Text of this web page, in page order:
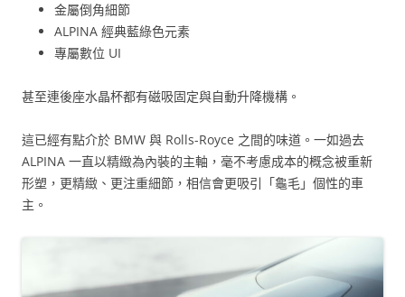
金屬倒角細節
ALPINA 經典藍綠色元素
專屬數位 UI
甚至連後座水晶杯都有磁吸固定與自動升降機構。
這已經有點介於 BMW 與 Rolls-Royce 之間的味道。一如過去
ALPINA 一直以精緻為內裝的主軸，毫不考慮成本的概念被重新
形塑，更精緻、更注重細節，相信會更吸引「龜毛」個性的車
主。